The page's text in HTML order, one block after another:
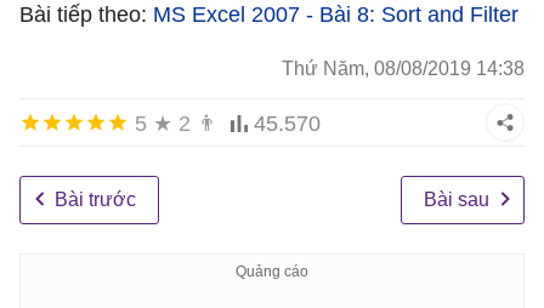
Bài tiếp theo: MS Excel 2007 - Bài 8: Sort and Filter
Thứ Năm, 08/08/2019 14:38
5 ★ 2 👨 45.570
Bài trước Bài sau